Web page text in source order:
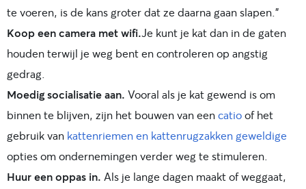
te voeren, is de kans groter dat ze daarna gaan slapen."
Koop een camera met wifi.Je kunt je kat dan in de gaten
houden terwijl je weg bent en controleren op angstig
gedrag.
Moedig socialisatie aan. Vooral als je kat gewend is om
binnen te blijven, zijn het bouwen van eencatioof het
gebruik van kattenriemen en kattenrugzakken geweldige
opties om ondernemingen verder weg te stimuleren.
Huur een oppas in. Als je lange dagen maakt of weggaat,